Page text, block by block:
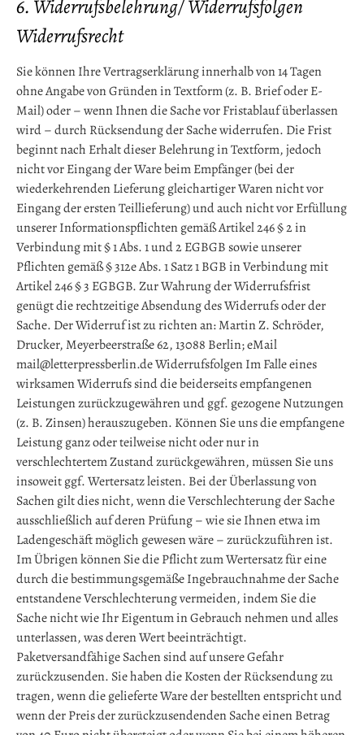
6. Widerrufsbelehrung/ Widerrufsfolgen
Widerrufsrecht
Sie können Ihre Vertragserklärung innerhalb von 14 Tagen
ohne Angabe von Gründen in Textform (z. B. Brief oder E-
Mail) oder – wenn Ihnen die Sache vor Fristablauf überlassen
wird – durch Rücksendung der Sache widerrufen. Die Frist
beginnt nach Erhalt dieser Belehrung in Textform, jedoch
nicht vor Eingang der Ware beim Empfänger (bei der
wiederkehrenden Lieferung gleichartiger Waren nicht vor
Eingang der ersten Teillieferung) und auch nicht vor Erfüllung
unserer Informationspflichten gemäß Artikel 246 § 2 in
Verbindung mit § 1 Abs. 1 und 2 EGBGB sowie unserer
Pflichten gemäß § 312e Abs. 1 Satz 1 BGB in Verbindung mit
Artikel 246 § 3 EGBGB. Zur Wahrung der Widerrufsfrist
genügt die rechtzeitige Absendung des Widerrufs oder der
Sache. Der Widerruf ist zu richten an: Martin Z. Schröder,
Drucker, Meyerbeerstraße 62, 13088 Berlin; eMail
mail@letterpressberlin.de Widerrufsfolgen Im Falle eines
wirksamen Widerrufs sind die beiderseits empfangenen
Leistungen zurückzugewähren und ggf. gezogene Nutzungen
(z. B. Zinsen) herauszugeben. Können Sie uns die empfangene
Leistung ganz oder teilweise nicht oder nur in
verschlechtertem Zustand zurückgewähren, müssen Sie uns
insoweit ggf. Wertersatz leisten. Bei der Überlassung von
Sachen gilt dies nicht, wenn die Verschlechterung der Sache
ausschließlich auf deren Prüfung – wie sie Ihnen etwa im
Ladengeschäft möglich gewesen wäre – zurückzuführen ist.
Im Übrigen können Sie die Pflicht zum Wertersatz für eine
durch die bestimmungsgemäße Ingebrauchnahme der Sache
entstandene Verschlechterung vermeiden, indem Sie die
Sache nicht wie Ihr Eigentum in Gebrauch nehmen und alles
unterlassen, was deren Wert beeinträchtigt.
Paketversandfähige Sachen sind auf unsere Gefahr
zurückzusenden. Sie haben die Kosten der Rücksendung zu
tragen, wenn die gelieferte Ware der bestellten entspricht und
wenn der Preis der zurückzusendenden Sache einen Betrag